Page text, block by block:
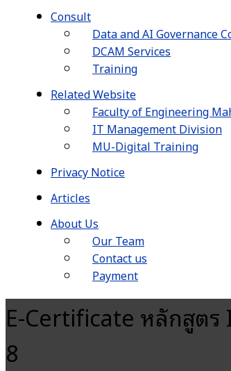
Consult
Data and AI Governance
DCAM Services
Training
Related Website
Faculty of Engineering
IT Management Division
MU-Digital Training
Privacy Notice
Articles
About Us
Our Team
Contact us
Payment
E-Certificate หลักสูต
8